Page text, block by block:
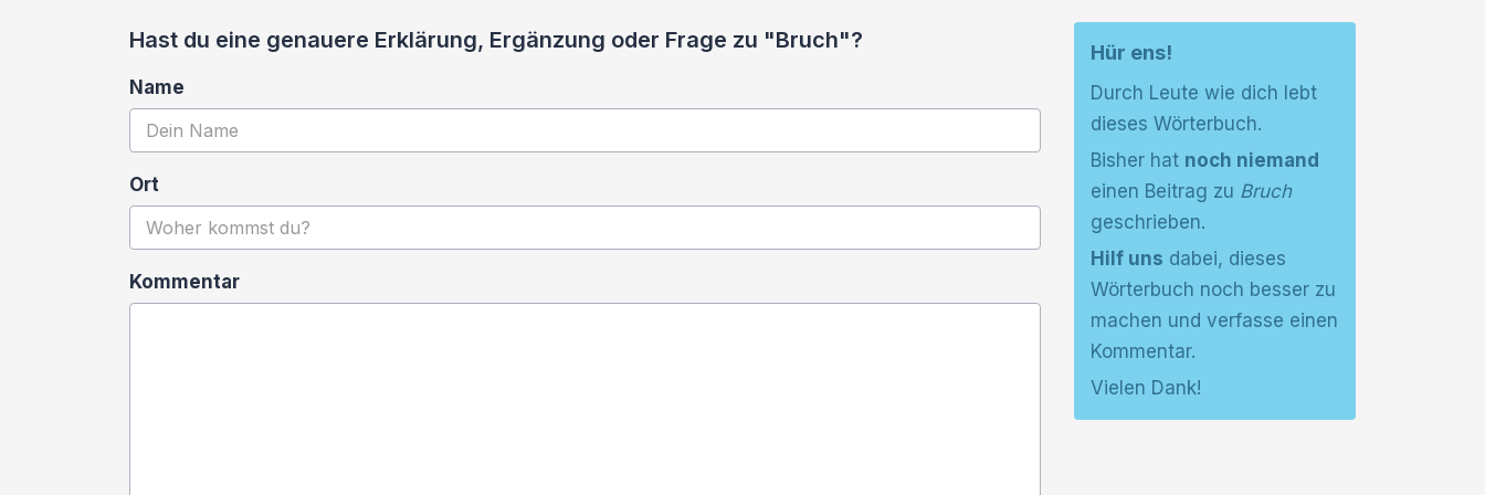
Hast du eine genauere Erklärung, Ergänzung oder Frage zu "Bruch"?
Name
Ort
Kommentar
Hür ens!
Durch Leute wie dich lebt
dieses Wörterbuch.
Bisher hat noch niemand
einen Beitrag zu Bruch
geschrieben.
Hilf uns dabei, dieses
Wörterbuch noch besser zu
machen und verfasse einen
Kommentar.
Vielen Dank!